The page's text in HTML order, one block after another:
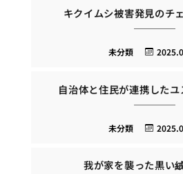
キクイムシ被害発見のチ
未分類
自治体と住民が連携した
未分類
我が家を襲った黒い